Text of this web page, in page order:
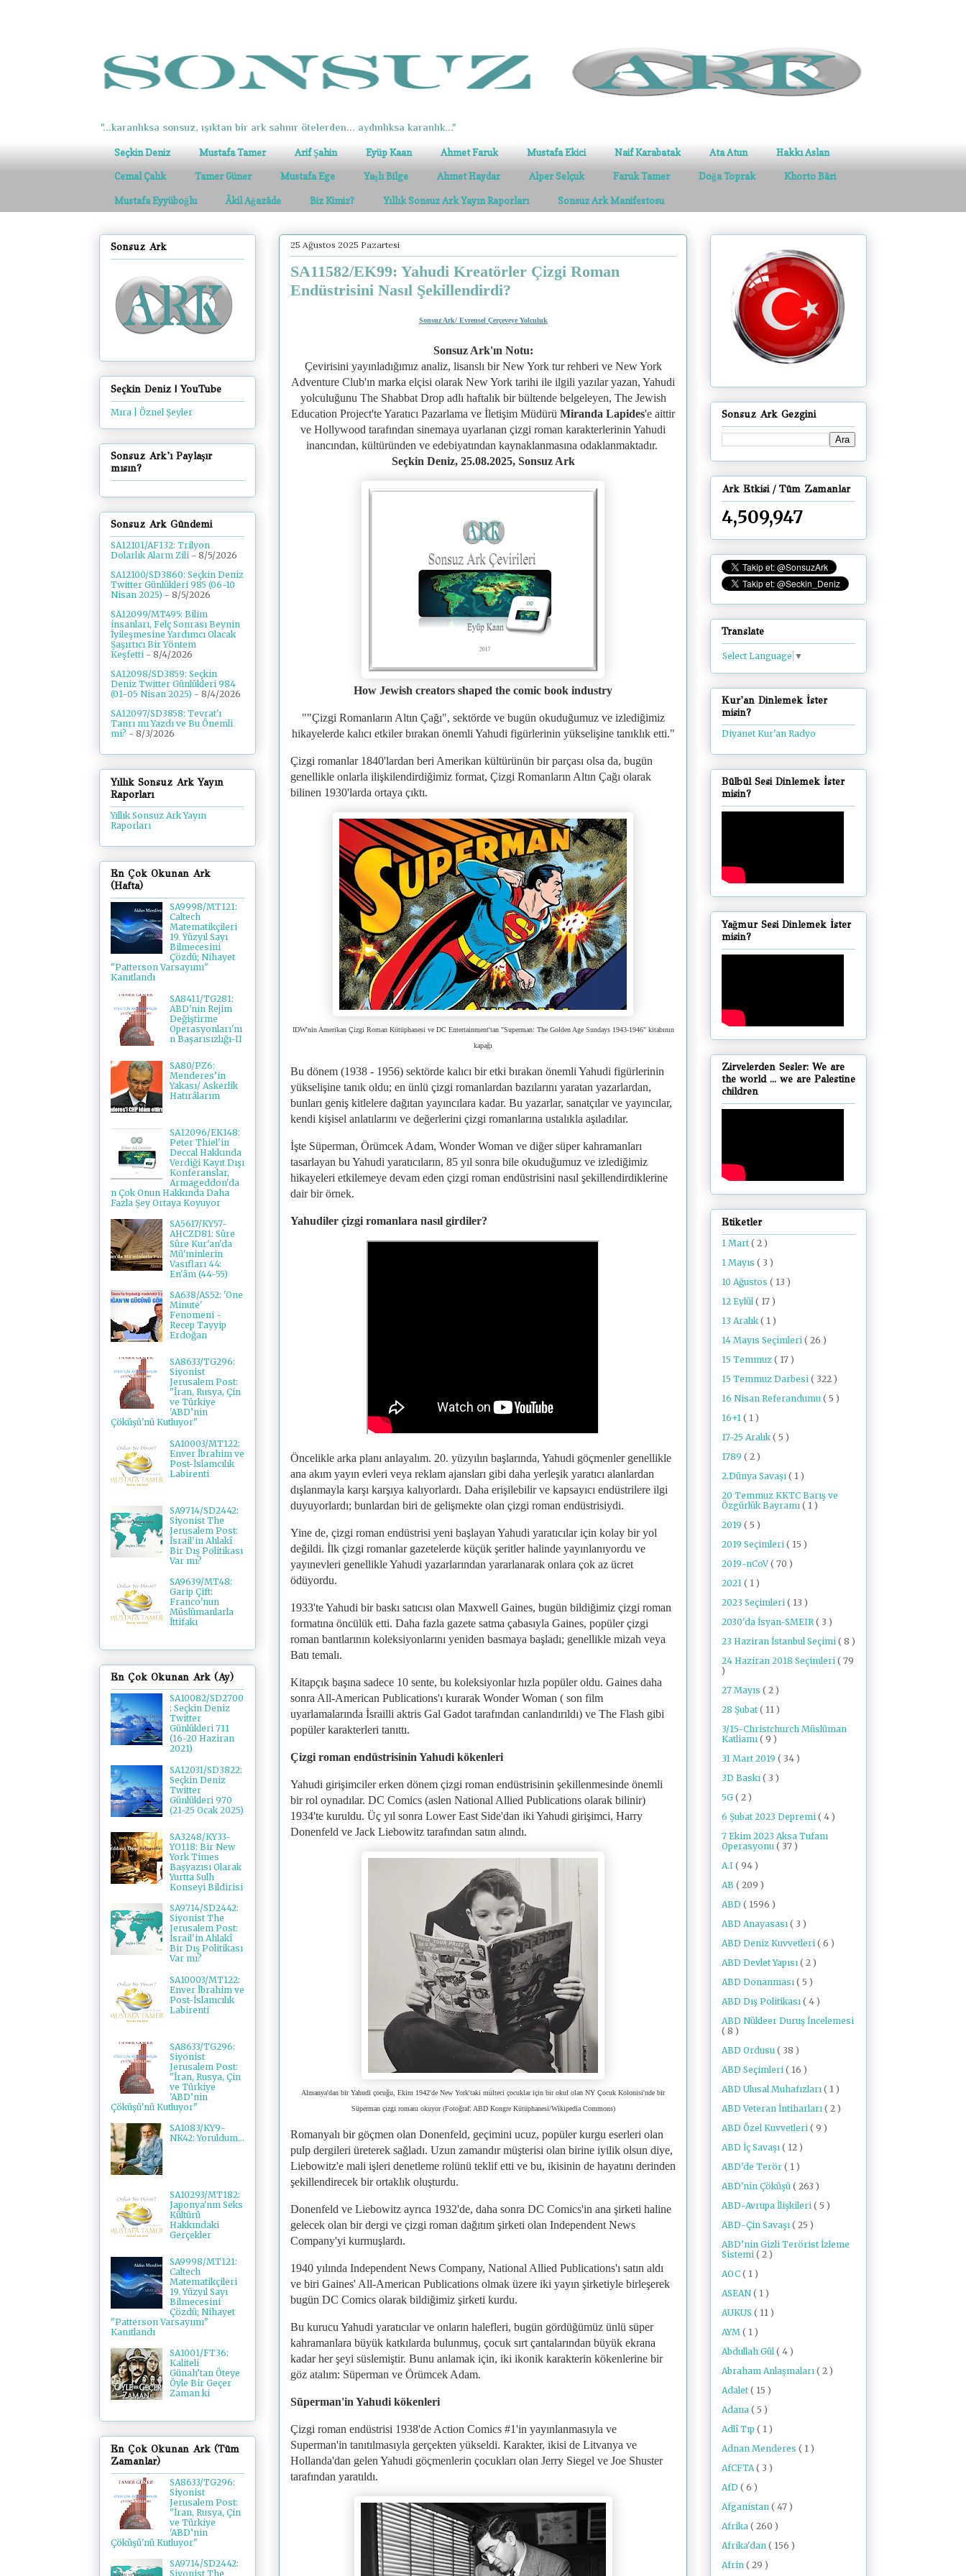
"...karanlıksa sonsuz, ışıktan bir ark salınır ötelerden... aydınlıksa karanlık..."
Seçkin Deniz Mustafa Tamer Arif Şahin Eyüp Kaan Ahmet Faruk Mustafa Ekici Naif Karabatak Ata Atun Hakkı Aslan
Cemal Çalık Tamer Güner Mustafa Ege Yaşlı Bilge Ahmet Haydar Alper Selçuk Faruk Tamer Doğa Toprak Khorto Bâri
Mustafa Eyyüboğlu Âkil Ağazâde Biz Kimiz? Yıllık Sonsuz Ark Yayın Raporları Sonsuz Ark Manifestosu
25 Ağustos 2025 Pazartesi
SA11582/EK99: Yahudi Kreatörler Çizgi Roman
Endüstrisini Nasıl Şekillendirdi?
Sonsuz Ark/ Evrensel Çerçeveye Yolculuk
Sonsuz Ark'ın Notu:
Çevirisini yayınladığımız analiz, lisanslı bir New York tur rehberi ve New York
Adventure Club'ın marka elçisi olarak New York tarihi ile ilgili yazılar yazan, Yahudi
yolculuğunu The Shabbat Drop adlı haftalık bir bültende belgeleyen, The Jewish
Education Project'te Yaratıcı Pazarlama ve İletişim Müdürü Miranda Lapides'e aittir
ve Hollywood tarafından sinemaya uyarlanan çizgi roman karakterlerinin Yahudi
inancından, kültüründen ve edebiyatından kaynaklanmasına odaklanmaktadır.
Seçkin Deniz, 25.08.2025, Sonsuz Ark
How Jewish creators shaped the comic book industry
""Çizgi Romanların Altın Çağı", sektörde ve bugün okuduğumuz ve izlediğimiz
hikayelerde kalıcı etkiler bırakan önemli Yahudi figürlerinin yükselişine tanıklık etti."
Çizgi romanlar 1840'lardan beri Amerikan kültürünün bir parçası olsa da, bugün
genellikle onlarla ilişkilendirdiğimiz format, Çizgi Romanların Altın Çağı olarak
bilinen 1930'larda ortaya çıktı.
IDW'nin Amerikan Çizgi Roman Kütüphanesi ve DC Entertainment'tan "Superman: The Golden Age Sundays 1943-1946" kitabının
kapağı
Bu dönem (1938 - 1956) sektörde kalıcı bir etki bırakan önemli Yahudi figürlerinin
yükselişine tanık oldu; en ünlü çizgi romanlardan bazılarını yaratan yazarlardan,
bunları geniş kitlelere dağıtan yayıncılara kadar. Bu yazarlar, sanatçılar ve yayıncılar,
kendi kişisel anlatılarını ve değerlerini çizgi romanlarına ustalıkla aşıladılar.
İşte Süperman, Örümcek Adam, Wonder Woman ve diğer süper kahramanları
tasarlayan bu Yahudi yaratıcıların, 85 yıl sonra bile okuduğumuz ve izlediğimiz
hikayeleri etkilemeye devam eden çizgi roman endüstrisini nasıl şekillendirdiklerine
dair bir örnek.
Yahudiler çizgi romanlara nasıl girdiler?
Öncelikle arka planı anlayalım. 20. yüzyılın başlarında, Yahudi göçmenler genellikle
ana akım yayın evleri veya reklam ajansları gibi daha yerleşik yaratıcı alanlardan
dışlanmayla karşı karşıya kalıyorlardı. Daha erişilebilir ve kapsayıcı endüstrilere ilgi
duyuyorlardı; bunlardan biri de gelişmekte olan çizgi roman endüstrisiydi.
Yine de, çizgi roman endüstrisi yeni başlayan Yahudi yaratıcılar için kolay bir yol
değildi. İlk çizgi romanlar gazetelerde küçük şeritler halinde yayınlanıyordu ve
yayınevleri genellikle Yahudi yazarlarından yararlanarak onlara çok az ücret
ödüyordu.
1933'te Yahudi bir baskı satıcısı olan Maxwell Gaines, bugün bildiğimiz çizgi roman
formatına öncülük etti. Daha fazla gazete satma çabasıyla Gaines, popüler çizgi
roman bantlarının koleksiyonlarını yeniden basmaya başladı; genellikle mizah veya
Batı temalı.
Kitapçık başına sadece 10 sente, bu koleksiyonlar hızla popüler oldu. Gaines daha
sonra All-American Publications'ı kurarak Wonder Woman ( son film
uyarlamalarında İsrailli aktris Gal Gadot tarafından canlandırıldı) ve The Flash gibi
popüler karakterleri tanıttı.
Çizgi roman endüstrisinin Yahudi kökenleri
Yahudi girişimciler erken dönem çizgi roman endüstrisinin şekillenmesinde önemli
bir rol oynadılar. DC Comics (aslen National Allied Publications olarak bilinir)
1934'te kuruldu. Üç yıl sonra Lower East Side'dan iki Yahudi girişimci, Harry
Donenfeld ve Jack Liebowitz tarafından satın alındı.
Almanya'dan bir Yahudi çocuğu, Ekim 1942'de New York'taki mülteci çocuklar için bir okul olan NY Çocuk Kolonisi'nde bir
Süperman çizgi romanı okuyor (Fotoğraf: ABD Kongre Kütüphanesi/Wikipedia Commons)
Romanyalı bir göçmen olan Donenfeld, geçimini ucuz, popüler kurgu eserleri olan
pulp dergileri üreterek sağladı. Uzun zamandır müşterisi olan birine iyilik olsun diye,
Liebowitz'e mali işleri denetleme rolünü teklif etti ve bu, ikisinin de hayatını derinden
şekillendirecek bir ortaklık oluşturdu.
Donenfeld ve Liebowitz ayrıca 1932'de, daha sonra DC Comics'in ana şirketi haline
gelecek olan bir dergi ve çizgi roman dağıtım şirketi olan Independent News
Company'yi kurmuşlardı.
1940 yılında Independent News Company, National Allied Publications'ı satın aldı
ve biri Gaines' All-American Publications olmak üzere iki yayın şirketiyle birleşerek
bugün DC Comics olarak bildiğimiz şirketi kurdu.
Bu kurucu Yahudi yaratıcılar ve onların halefleri, bugün gördüğümüz ünlü süper
kahramanlara büyük katkılarda bulunmuş, çocuk sırt çantalarından büyük ekrana
kadar her şeyi süslemiştir. Bunu anlamak için, iki ikonik karakterin kökenlerine bir
göz atalım: Süperman ve Örümcek Adam.
Süperman'in Yahudi kökenleri
Çizgi roman endüstrisi 1938'de Action Comics #1'in yayınlanmasıyla ve
Superman'in tanıtılmasıyla gerçekten yükseldi. Karakter, ikisi de Litvanya ve
Hollanda'dan gelen Yahudi göçmenlerin çocukları olan Jerry Siegel ve Joe Shuster
tarafından yaratıldı.
Sonsuz Ark
Seçkin Deniz | YouTube
Mıra | Öznel Şeyler
Sonsuz Ark'ı Paylaşır
mısın?
Sonsuz Ark Gündemi
SA12101/AF132: Trilyon
Dolarlık Alarm Zili - 8/5/2026
SA12100/SD3860: Seçkin Deniz
Twitter Günlükleri 985 (06-10
Nisan 2025) - 8/5/2026
SA12099/MT495: Bilim
insanları, Felç Sonrası Beynin
İyileşmesine Yardımcı Olacak
Şaşırtıcı Bir Yöntem
Keşfetti - 8/4/2026
SA12098/SD3859: Seçkin
Deniz Twitter Günlükleri 984
(01-05 Nisan 2025) - 8/4/2026
SA12097/SD3858: Tevrat'ı
Tanrı mı Yazdı ve Bu Önemli
mi? - 8/3/2026
Yıllık Sonsuz Ark Yayın
Raporları
Yıllık Sonsuz Ark Yayın
Raporları
En Çok Okunan Ark
(Hafta)
SA9998/MT121:
Caltech
Matematikçileri
19. Yüzyıl Sayı
Bilmecesini
Çözdü; Nihayet
"Patterson Varsayımı"
Kanıtlandı
SA8411/TG281:
ABD'nin Rejim
Değiştirme
Operasyonları'nı
n Başarısızlığı-II
SA80/PZ6:
Menderes’in
Yakası/ Askerlik
Hatırâlarım
SA12096/EK148:
Peter Thiel'in
Deccal Hakkında
Verdiği Kayıt Dışı
Konferanslar,
Armageddon'da
n Çok Onun Hakkında Daha
Fazla Şey Ortaya Koyuyor
SA5617/KY57-
AHCZD81: Sûre
Sûre Kur'an'da
Mü'minlerin
Vasıfları 44:
En'âm (44-55)
SA638/AS52: 'One
Minute'
Fenomeni -
Recep Tayyip
Erdoğan
SA8633/TG296:
Siyonist
Jerusalem Post:
"İran, Rusya, Çin
ve Türkiye
'ABD’nin
Çöküşü'nü Kutluyor"
SA10003/MT122:
Enver İbrahim ve
Post-İslamcılık
Labirenti
SA9714/SD2442:
Siyonist The
Jerusalem Post:
İsrail'in Ahlakî
Bir Dış Politikası
Var mı?
SA9639/MT48:
Garip Çift:
Franco'nun
Müslümanlarla
İttifakı
En Çok Okunan Ark (Ay)
SA10082/SD2700
: Seçkin Deniz
Twitter
Günlükleri 711
(16-20 Haziran
2021)
SA12031/SD3822:
Seçkin Deniz
Twitter
Günlükleri 970
(21-25 Ocak 2025)
SA3248/KY33-
YO118: Bir New
York Times
Başyazısı Olarak
Yurtta Sulh
Konseyi Bildirisi
SA9714/SD2442:
Siyonist The
Jerusalem Post:
İsrail'in Ahlakî
Bir Dış Politikası
Var mı?
SA10003/MT122:
Enver İbrahim ve
Post-İslamcılık
Labirenti
SA8633/TG296:
Siyonist
Jerusalem Post:
"İran, Rusya, Çin
ve Türkiye
'ABD’nin
Çöküşü'nü Kutluyor"
SA1083/KY9-
NK42: Yoruldum...
SA10293/MT182:
Japonya'nın Seks
Kültürü
Hakkındaki
Gerçekler
SA9998/MT121:
Caltech
Matematikçileri
19. Yüzyıl Sayı
Bilmecesini
Çözdü; Nihayet
"Patterson Varsayımı"
Kanıtlandı
SA1001/FT36:
Kaliteli
Günah’tan Öteye
Öyle Bir Geçer
Zaman ki
En Çok Okunan Ark (Tüm
Zamanlar)
SA8633/TG296:
Siyonist
Jerusalem Post:
"İran, Rusya, Çin
ve Türkiye
'ABD’nin
Çöküşü'nü Kutluyor"
SA9714/SD2442:
Siyonist The
Sonsuz Ark Gezgini
Ark Etkisi / Tüm Zamanlar
4,509,947
Translate
Select Language ▼
Kur'an Dinlemek İster
misin?
Diyanet Kur'an Radyo
Bülbül Sesi Dinlemek İster
misin?
Yağmur Sesi Dinlemek İster
misin?
Zirvelerden Sesler: We are
the world ... we are Palestine
children
Etiketler
1 Mart ( 2 )
1 Mayıs ( 3 )
10 Ağustos ( 13 )
12 Eylül ( 17 )
13 Aralık ( 1 )
14 Mayıs Seçimleri ( 26 )
15 Temmuz ( 17 )
15 Temmuz Darbesi ( 322 )
16 Nisan Referandumu ( 5 )
16+1 ( 1 )
17-25 Aralık ( 5 )
1789 ( 2 )
2.Dünya Savaşı ( 1 )
20 Temmuz KKTC Barış ve
Özgürlük Bayramı ( 1 )
2019 ( 5 )
2019 Seçimleri ( 15 )
2019-nCoV( 70 )
2021 ( 1 )
2023 Seçimleri ( 13 )
2030'da İsyan-SMEIR ( 3 )
23 Haziran İstanbul Seçimi ( 8 )
24 Haziran 2018 Seçimleri ( 79
)
27 Mayıs ( 2 )
28 Şubat ( 11 )
3/15-Christchurch Müslüman
Katliamı ( 9 )
31 Mart 2019 ( 34 )
3D Baskı ( 3 )
5G ( 2 )
6 Şubat 2023 Depremi ( 4 )
7 Ekim 2023 Aksa Tufanı
Operasyonu ( 37 )
A.I ( 94 )
AB ( 209 )
ABD ( 1596 )
ABD Anayasası ( 3 )
ABD Deniz Kuvvetleri ( 6 )
ABD Devlet Yapısı ( 2 )
ABD Donanması ( 5 )
ABD Dış Politikası ( 4 )
ABD Nükleer Duruş İncelemesi
( 8 )
ABD Ordusu ( 38 )
ABD Seçimleri ( 16 )
ABD Ulusal Muhafızları ( 1 )
ABD Veteran İntiharları ( 2 )
ABD Özel Kuvvetleri ( 9 )
ABD İç Savaşı ( 12 )
ABD'de Terör ( 1 )
ABD'nin Çöküşü ( 263 )
ABD-Avrupa İlişkileri ( 5 )
ABD-Çin Savaşı ( 25 )
ABD’nin Gizli Terörist İzleme
Sistemi ( 2 )
AOC ( 1 )
ASEAN ( 1 )
AUKUS ( 11 )
AYM ( 1 )
Abdullah Gül ( 4 )
Abraham Anlaşmaları ( 2 )
Adalet ( 15 )
Adana ( 5 )
Adlî Tıp ( 1 )
Adnan Menderes ( 1 )
AfCFTA ( 3 )
AfD ( 6 )
Afganistan ( 47 )
Afrika ( 260 )
Afrika'dan ( 156 )
Afrin ( 29 )